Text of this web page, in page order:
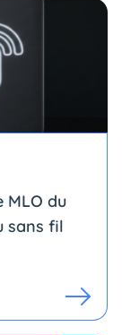
MLO du
sans fil